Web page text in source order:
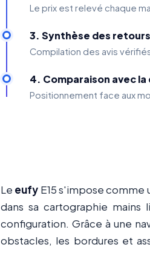
Le prix est relevé chaque
3. Synthèse des
Compilation des avis
4. Comparaison avec
Positionnement face aux
Le eufy E15 s'impose
dans sa cartographie
configuration. Grâce à une
obstacles, les bordures et